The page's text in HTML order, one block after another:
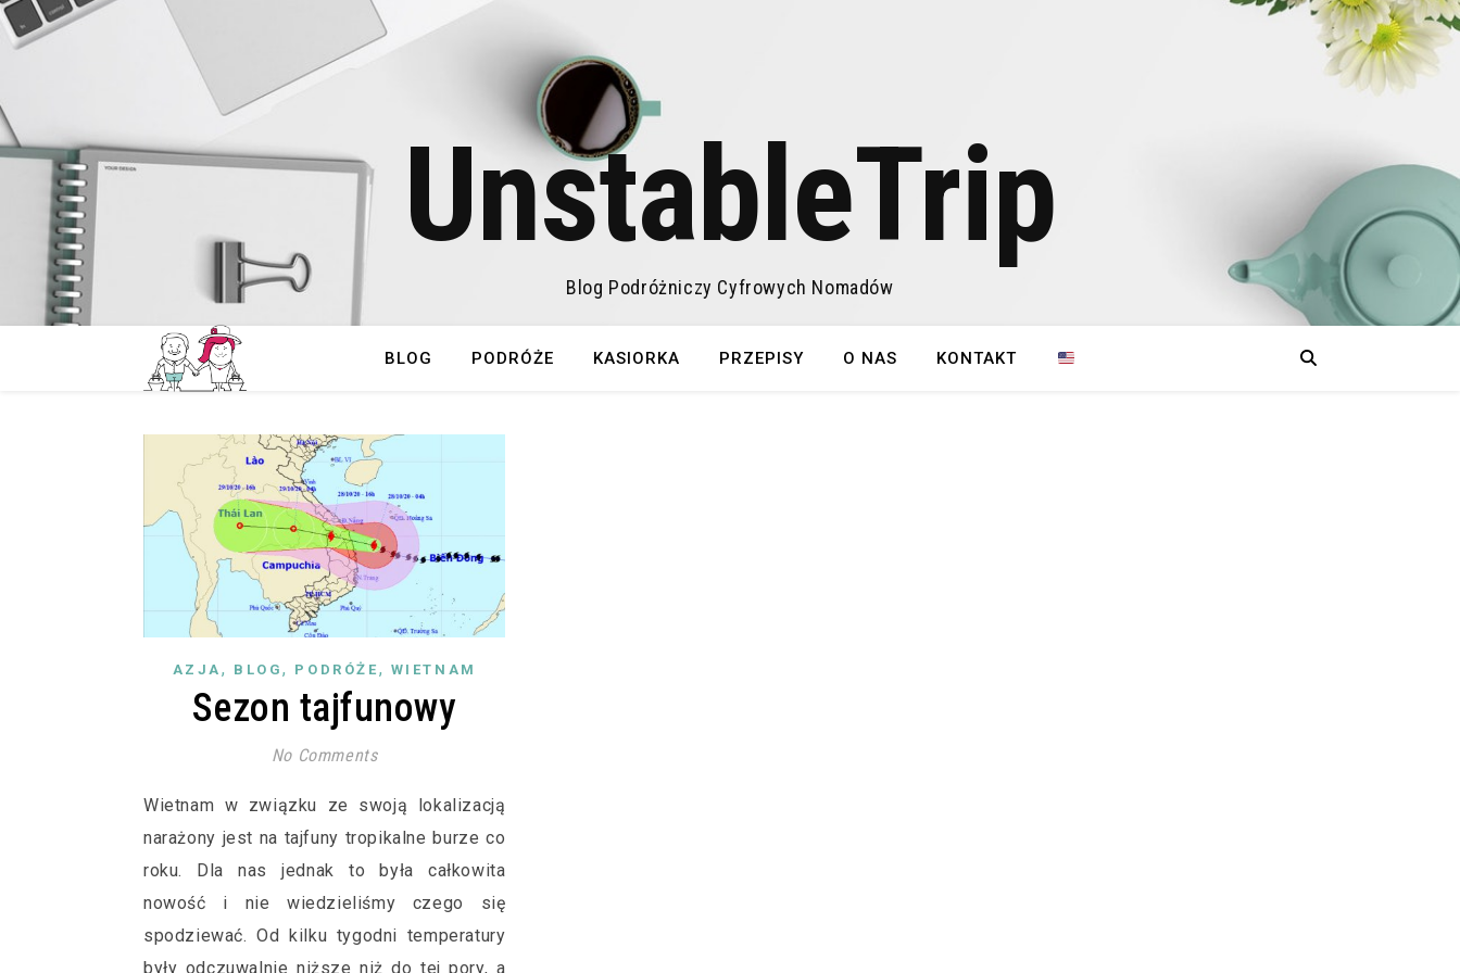
UnstableTrip
Blog Podróżniczy Cyfrowych Nomadów
BLOG PODRÓŻE KASIORKA PRZEPISY O NAS KONTAKT
AZJA , BLOG, PODRÓŻE , WIETNAM
Sezon tajfunowy
No Comments
Wietnam w związku ze swoją lokalizacją
narażony jest na tajfuny tropikalne burze co
roku. Dla nas jednak to była całkowita
nowość i nie wiedzieliśmy czego się
spodziewać. Od kilku tygodni temperatury
były odczuwalnie niższe niż do tej pory, a